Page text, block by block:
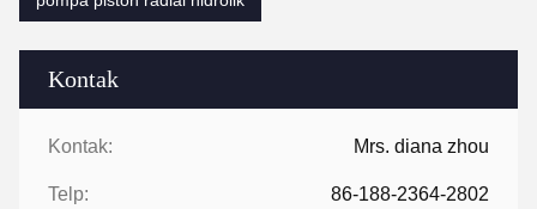
Kontak
Kontak: Mrs. diana zhou
Telp: 86-188-2364-2802